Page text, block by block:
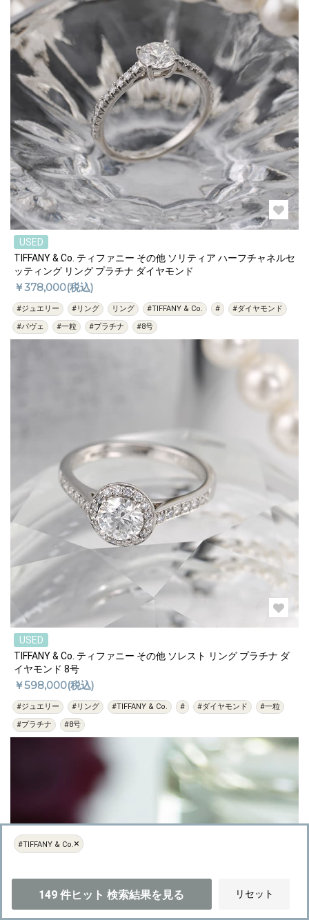
#TIFFANY & Co.×
149 件ヒット 検索結果を見る リセット
USED
TIFFANY & Co. ティファニー その他 ソリティア ハーフチャネルセ
ッティング リング プラチナ ダイヤモンド
￥378,000(税込)
#ジュエリー #リング リング #TIFFANY & Co. #
#ダイヤモンド
#パヴェ
#一粒 #プラチナ #8号
USED
TIFFANY & Co. ティファニー その他 ソレスト リング プラチナ ダ
イヤモンド 8号
￥598,000(税込)
#ジュエリー #リング #TIFFANY & Co. # #ダイヤモンド
#一粒
#プラチナ
#8号